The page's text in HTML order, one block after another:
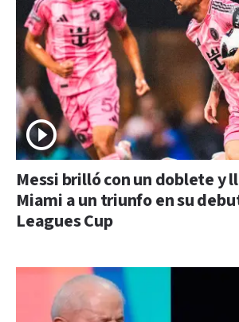
Messi brilló con un doblete y
Miami a un triunfo en su
Leagues Cup